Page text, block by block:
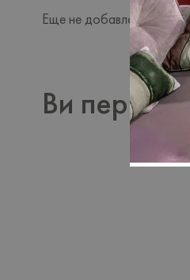
Еще не добавлено ни
Ви